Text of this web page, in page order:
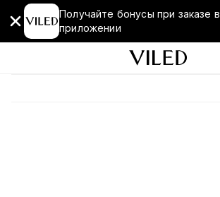
Получайте бонусы при заказе в
приложении